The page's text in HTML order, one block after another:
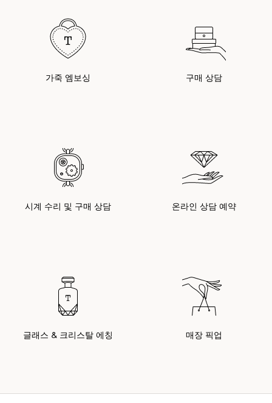
가죽 엠보싱 구매 상담
시계 수리 및 구매 상담 온라인 상담 예약
글래스 & 크리스탈 에칭 매장 픽업